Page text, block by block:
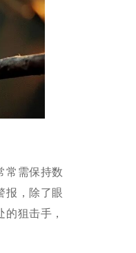
常需保持数
报，除了眼
狙击手，